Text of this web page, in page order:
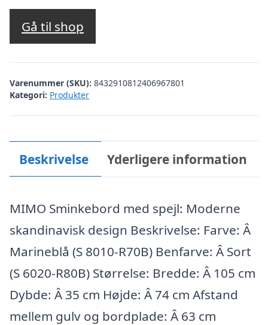
Gå til shop
Varenummer (SKU): 8432910812406967801
Kategori: Produkter
Beskrivelse Yderligere information
MIMO Sminkebord med spejl: Moderne
skandinavisk design Beskrivelse: Farve: Â
Marineblå (S 8010-R70B) Benfarve: Â Sort
(S 6020-R80B) Størrelse: Bredde: Â 105 cm
Dybde: Â 35 cm Højde: Â 74 cm Afstand
mellem gulv og bordplade: Â 63 cm